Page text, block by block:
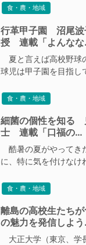
食・農・地域
行革甲子園 沼尾波
授 連載「よんな
夏と言えば高校野球
球児は甲子園を目指し
食・農・地域
細菌の個性を知る
士 連載「口福の…
酷暑の夏がやってき
に、特に気を付けなけ
食・農・地域
離島の高校生たち
の魅力を発信しよ
大正大学（東京、学